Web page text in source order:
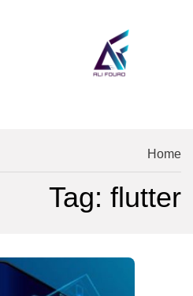
Home
Tag: flutter